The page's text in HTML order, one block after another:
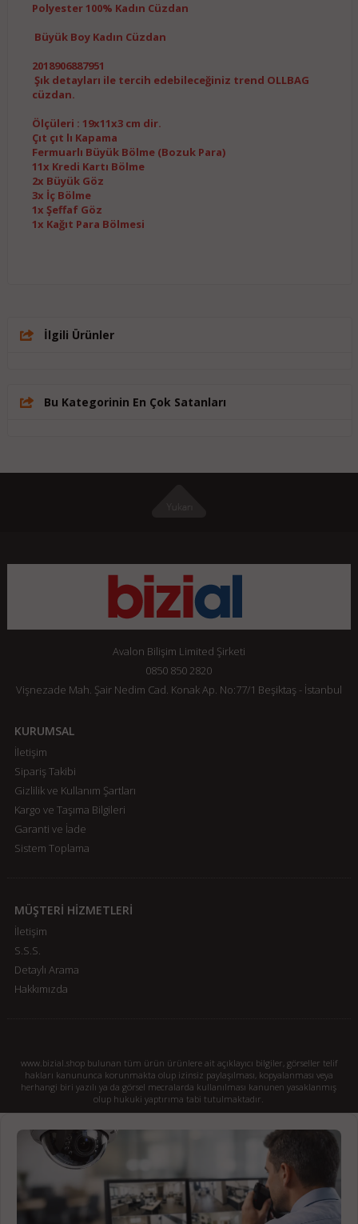
Polyester 100% Kadın Cüzdan
Büyük Boy Kadın Cüzdan
2018906887951
Şık detayları ile tercih edebileceğiniz trend OLLBAG
cüzdan.
Ölçüleri : 19x11x3 cm dir.
Çıt çıt lı Kapama
Fermuarlı Büyük Bölme (Bozuk Para)
11x Kredi Kartı Bölme
2x Büyük Göz
3x İç Bölme
1x Şeffaf Göz
1x Kağıt Para Bölmesi
İlgili Ürünler
Bu Kategorinin En Çok Satanları
Avalon Bilişim Limited Şirketi
0850 850 2820
Vişnezade Mah. Şair Nedim Cad. Konak Ap. No:77/1 Beşiktaş - İstanbul
KURUMSAL
İletişim
Sipariş Takibi
Gizlilik ve Kullanım Şartları
Kargo ve Taşıma Bilgileri
Garanti ve İade
Sistem Toplama
MÜŞTERİ HİZMETLERİ
İletişim
S.S.S.
Detaylı Arama
Hakkımızda
www.bizial.shop bulunan tüm ürün ürünlere ait açıklayıcı bilgiler, görseller telif
hakları kanununca korunmakta olup izinsiz paylaşılması, kopyalanması veya
herhangi biri yazılı ya da görsel mecralarda kullanılması kanunen yasaklanmış
olup hukuki yaptırıma tabi tutulmaktadır.